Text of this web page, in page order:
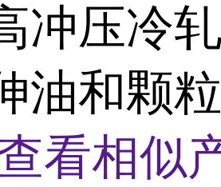
冲压冷
油和颗
看相似